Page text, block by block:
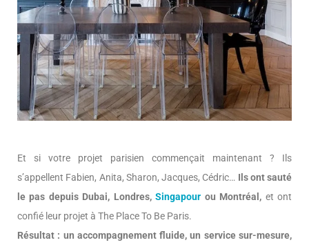
Et si votre projet parisien commençait maintenant ? Ils
s’appellent Fabien, Anita, Sharon, Jacques, Cédric… Ils ont sauté
le pas depuis Dubai, Londres,Singapour ou Montréal, et ont
confié leur projet à The Place To Be Paris.
Résultat : un accompagnement fluide, un service sur-mesure,